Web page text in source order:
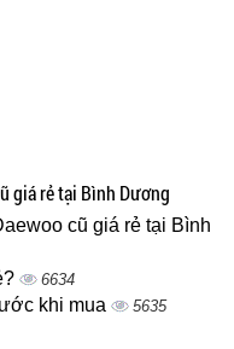
giá rẻ tại Bình Dương
cũ giá rẻ tại Bình
6634
khi mua 5635